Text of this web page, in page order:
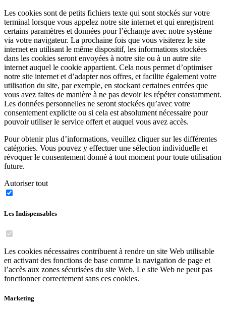
Les cookies sont de petits fichiers texte qui sont stockés sur votre
terminal lorsque vous appelez notre site internet et qui enregistrent
certains paramètres et données pour l’échange avec notre système
via votre navigateur. La prochaine fois que vous visiterez le site
internet en utilisant le même dispositif, les informations stockées
dans les cookies seront envoyées à notre site ou à un autre site
internet auquel le cookie appartient. Cela nous permet d’optimiser
notre site internet et d’adapter nos offres, et facilite également votre
utilisation du site, par exemple, en stockant certaines entrées que
vous avez faites de manière à ne pas devoir les répéter constamment.
Les données personnelles ne seront stockées qu’avec votre
consentement explicite ou si cela est absolument nécessaire pour
pouvoir utiliser le service offert et auquel vous avez accès.
Pour obtenir plus d’informations, veuillez cliquer sur les différentes
catégories. Vous pouvez y effectuer une sélection individuelle et
révoquer le consentement donné à tout moment pour toute utilisation
future.
Autoriser tout
Les Indispensables
Les cookies nécessaires contribuent à rendre un site Web utilisable
en activant des fonctions de base comme la navigation de page et
l’accès aux zones sécurisées du site Web. Le site Web ne peut pas
fonctionner correctement sans ces cookies.
Marketing